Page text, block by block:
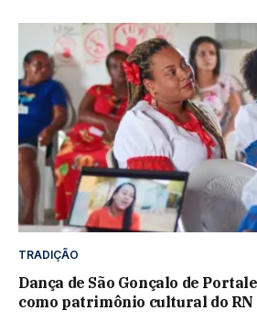
TRADIÇÃO
Dança de São Gonçalo de
como patrimônio cultural do RN